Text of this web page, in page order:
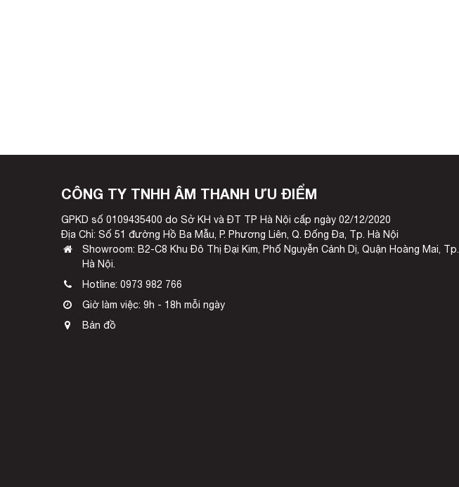
CÔNG TY TNHH ÂM THANH ƯU ĐIỂM
GPKD số 0109435400 do Sở KH và ĐT TP Hà Nội cấp ngày 02/12/2020
Địa Chỉ: Số 51 đường Hồ Ba Mẫu, P. Phương Liên, Q. Đống Đa, Tp. Hà Nội
Showroom: B2-C8 Khu Đô Thị Đại Kim, Phố Nguyễn Cảnh Dị, Quận Hoàng Mai, Tp.
Hà Nội.
Hotline: 0973 982 766
Giờ làm việc: 9h - 18h mỗi ngày
Bản đồ